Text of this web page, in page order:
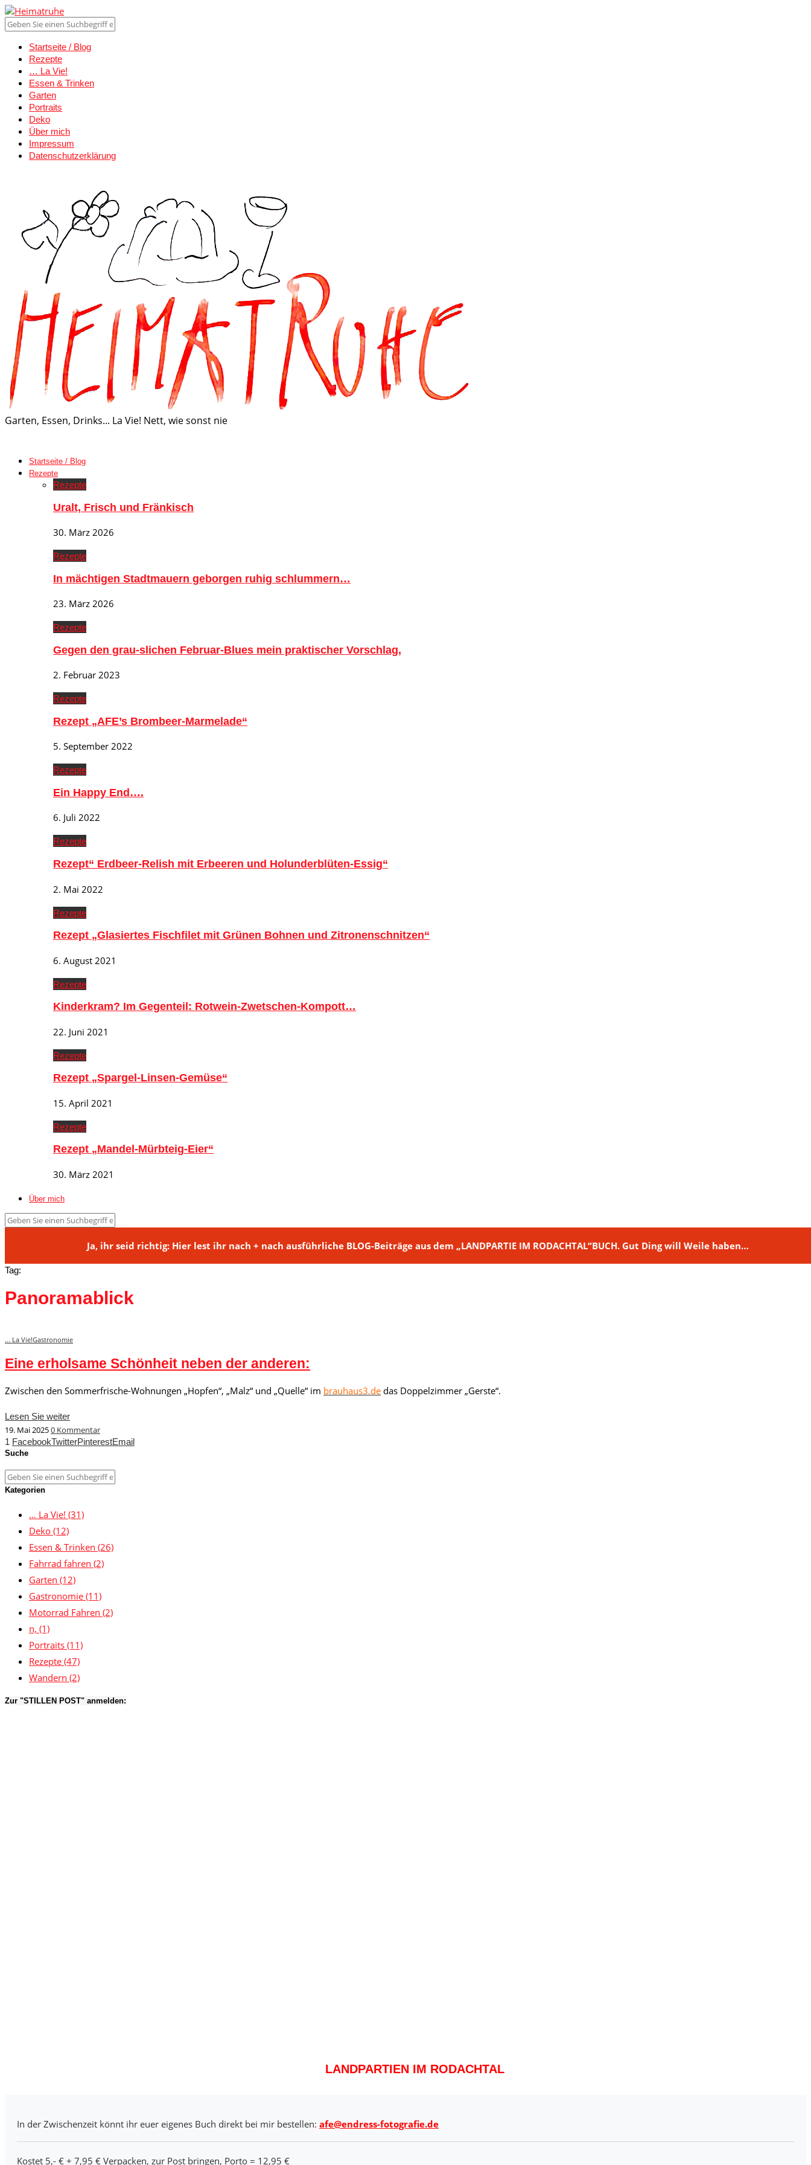
Startseite / Blog
Rezepte
… La Vie!
Essen & Trinken
Garten
Portraits
Deko
Über mich
Impressum
Datenschutzerklärung
Garten, Essen, Drinks... La Vie! Nett, wie sonst nie
Startseite / Blog
Rezepte
Rezepte
Uralt, Frisch und Fränkisch
30. März 2026
Rezepte
In mächtigen Stadtmauern geborgen ruhig schlummern…
23. März 2026
Rezepte
Gegen den grau-slichen Februar-Blues mein praktischer Vorschlag,
2. Februar 2023
Rezepte
Rezept „AFE’s Brombeer-Marmelade“
5. September 2022
Rezepte
Ein Happy End….
6. Juli 2022
Rezepte
Rezept“ Erdbeer-Relish mit Erbeeren und Holunderblüten-Essig“
2. Mai 2022
Rezepte
Rezept „Glasiertes Fischfilet mit Grünen Bohnen und Zitronenschnitzen“
6. August 2021
Rezepte
Kinderkram? Im Gegenteil: Rotwein-Zwetschen-Kompott…
22. Juni 2021
Rezepte
Rezept „Spargel-Linsen-Gemüse“
15. April 2021
Rezepte
Rezept „Mandel-Mürbteig-Eier“
30. März 2021
Über mich
Ja, ihr seid richtig: Hier lest ihr nach + nach ausführliche BLOG-Beiträge aus dem „LANDPARTIE IM RODACHTAL“BUCH. Gut Ding will Weile haben…
Tag:
Panoramablick
... La Vie!Gastronomie
Eine erholsame Schönheit neben der anderen:
Zwischen den Sommerfrische-Wohnungen „Hopfen“, „Malz“ und „Quelle“ im brauhaus3.de das Doppelzimmer „Gerste“.
Lesen Sie weiter
19. Mai 20250 Kommentar
1 FacebookTwitterPinterestEmail
Suche
Kategorien
… La Vie! (31)
Deko (12)
Essen & Trinken (26)
Fahrrad fahren (2)
Garten (12)
Gastronomie (11)
Motorrad Fahren (2)
n, (1)
Portraits (11)
Rezepte (47)
Wandern (2)
Zur "STILLEN POST" anmelden:
LANDPARTIEN IM RODACHTAL
In der Zwischenzeit könnt ihr euer eigenes Buch direkt bei mir bestellen: afe@endress-fotografie.de
Kostet 5,- € + 7,95 € Verpacken, zur Post bringen, Porto = 12,95 €